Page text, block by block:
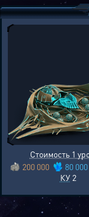
Стоимость 1
200 000
80 000
КУ2